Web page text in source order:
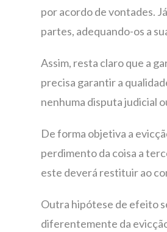
por acordo de vontades.
partes, adequando-os a
Assim, resta claro que a
precisa garantir a
nenhuma disputa judicial
De forma objetiva a
perdimento da coisa a
este deverá restituir ao
Outra hipótese de efeito
diferentemente da